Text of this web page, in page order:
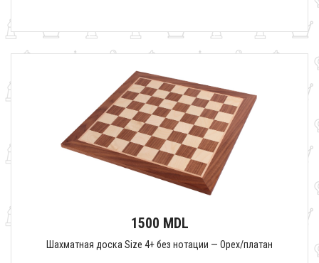
1500 MDL
Шахматная доска Size 4+ без нотации — Орех/платан